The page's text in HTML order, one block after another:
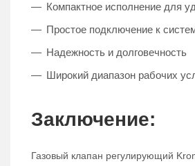
Компактное исполнение для
Простое подключение к
Надежность и долговечность
Широкий диапазон рабочих
Заключение:
Газовый клапан регулирующий